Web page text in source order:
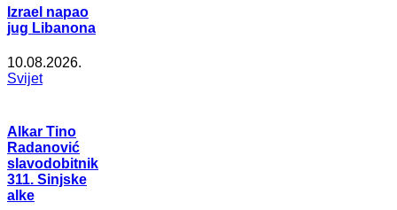
Izrael napao
jug Libanona
10.08.2026.
Svijet
Alkar Tino
Radanović
slavodobitnik
311. Sinjske
alke